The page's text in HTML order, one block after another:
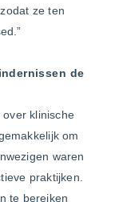
ze ten
de
over klinische
om
waren
praktijken.
te bereiken